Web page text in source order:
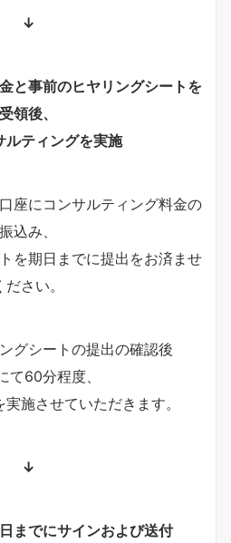
↓
と事前のヒヤリングシートを
受領後、
ルティングを実施
座にコンサルティング料金の
振込み、
を期日までに提出をお済ませ
ださい。
グシートの提出の確認後
て60分程度、
施させていただきます。
↓
までにサインおよび送付